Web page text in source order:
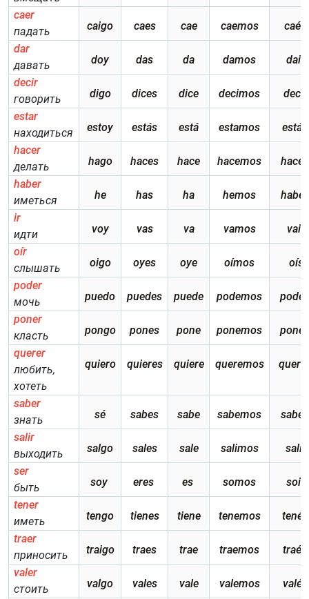
caer
падать
caigo caes cae caemos
caéis
dar
давать
doy das da damos
dais
decir
говорить
digo dices dice decimos
decís
estar
находиться
estoy estás está estamos
hacer
делать
hago haces hace hacemos
haber
иметься
he has ha hemos
ir
идти
voy vas va vamos
vais
oír
слышать
oigo oyes oye oímos
oís
poder
мочь
puedo puedes puede podemos
poner
класть
pongo pones pone ponemos
querer
любить,
хотеть
quiero quieres quiere queremos
saber
знать
sé sabes sabe sabemos
salir
выходить
salgo sales sale salimos
salís
ser
быть
soy eres es somos
sois
tener
иметь
tengo tienes tiene tenemos
traer
приносить
traigo traes trae traemos
traéis
valer
стоить
valgo vales vale valemos